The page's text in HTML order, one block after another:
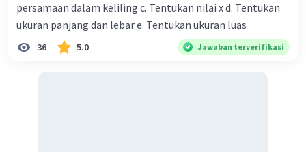
persamaan dalam keliling c. Tentukan nilai x d. Tentukan
ukuran panjang dan lebar e. Tentukan ukuran luas
36 5.0 Jawaban terverifikasi